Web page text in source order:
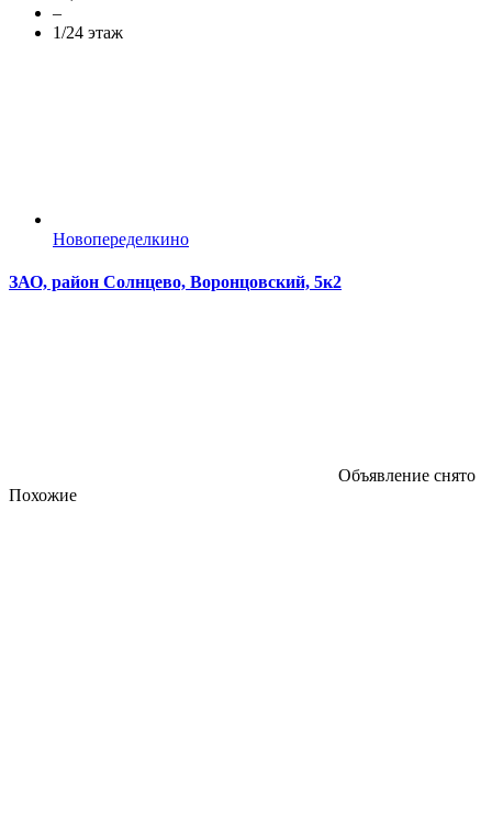
–
1/24 этаж
Новопеределкино
ЗАО, район Солнцево, Воронцовский, 5к2
Объявление снято
Похожие